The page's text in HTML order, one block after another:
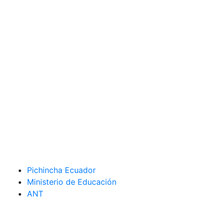
Pichincha Ecuador
Ministerio de Educación
ANT